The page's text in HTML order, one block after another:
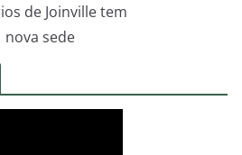
de Joinville tem
nova sede